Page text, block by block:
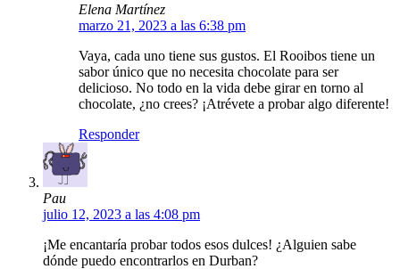
Elena Martínez
marzo 21, 2023 a las 6:38 pm
Vaya, cada uno tiene sus gustos. El Rooibos tiene un
sabor único que no necesita chocolate para ser
delicioso. No todo en la vida debe girar en torno al
chocolate, ¿no crees? ¡Atrévete a probar algo diferente!
Responder
Pau
julio 12, 2023 a las 4:08 pm
¡Me encantaría probar todos esos dulces! ¿Alguien sabe
dónde puedo encontrarlos en Durban?